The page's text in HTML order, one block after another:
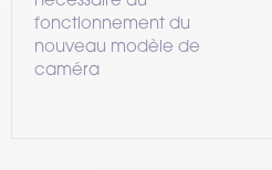
fonctionnement du
nouveau modèle de
caméra